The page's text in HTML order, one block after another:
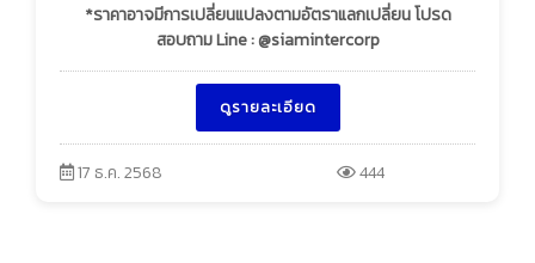
*ราคาอาจมีการเปลี่ยนแปลงตามอัตราแลกเปลี่ยน โปรด
สอบถาม Line : @siamintercorp
ดูรายละเอียด
17 ธ.ค. 2568 444